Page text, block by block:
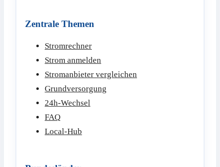
Zentrale Themen
Stromrechner
Strom anmelden
Stromanbieter vergleichen
Grundversorgung
24h-Wechsel
FAQ
Local-Hub